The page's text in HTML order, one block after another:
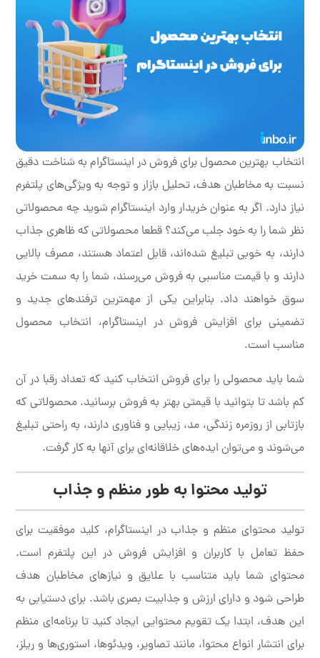
انتخاب بهترین محصول برای فروش در اینستاگرام به شناخت دقیق
نسبت به مخاطبان هدف، تحلیل بازار و توجه به ویژگی‌های پلتفرم
نیاز دارد. اگر به عنوان خریدار وارد اینستاگرام شوید چه محصولاتی
نظر شما را به خود جلب می‌کند؟ قطعا محصولاتی که ظاهری جذاب
دارند، به خوبی تبلیغ شده‌اند، قابل اعتماد هستند، مصرف بالایی
دارند و با قیمت مناسبی به فروش می‌رسند، شما را به سمت خرید
سوق خواهند داد. بنابراین یکی از مهمترین ترفندهای جدید و
تضمینی برای افزایش فروش در اینستاگرام، انتخاب محصول
مناسب است.
شما باید محصولی را برای فروش انتخاب کنید که تعداد رقبا در آن
کم باشد تا بتوانید با قیمتی بهتر به فروش برسانید. محصولاتی که
بازتابی از روزمره زندگی، مد، زیبایی و فناوری دارند، به راحتی تبلیغ
می‌شوند و می‌توان ایده‌های خلاقانه‌ای برای آنها به کار گرفت.
تولید محتوا به طور منظم و جذاب
تولید محتوای منظم و جذاب در اینستاگرام، کلید موفقیت برای
حفظ تعامل با کاربران و افزایش فروش در این پلتفرم است.
محتوای شما باید متناسب با علایق و نیازهای مخاطبان هدف
طراحی شود و دارای ارزش و جذابیت بصری باشد. برای دستیابی به
این هدف، ابتدا یک تقویم محتوایی ایجاد کنید تا برنامه‌ای منظم
برای انتشار انواع محتوا، مانند تصاویر، ویدئوها، استوری‌ها و ریلز،